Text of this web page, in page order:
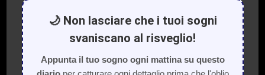
🌙 Non lasciare che i tuoi sogni
svaniscano al risveglio!
Appunta il tuo sogno ogni mattina su questo